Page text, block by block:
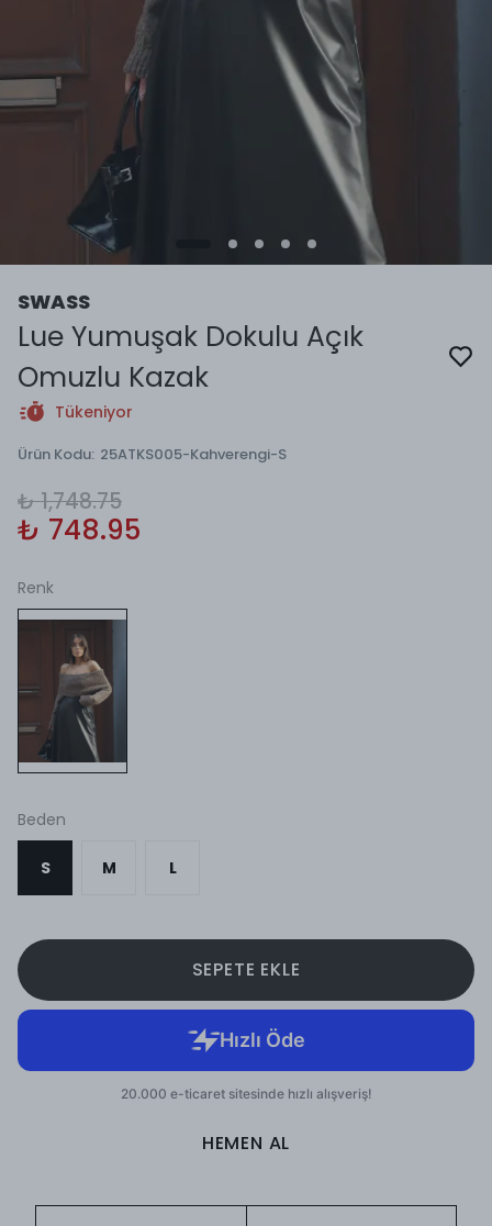
SWASS
Lue Yumuşak Dokulu Açık
Omuzlu Kazak
Tükeniyor
Ürün Kodu: 25ATKS005-Kahverengi-S
₺ 1,748.75
₺ 748.95
Renk
Beden
S M L
SEPETE EKLE
HEMEN AL